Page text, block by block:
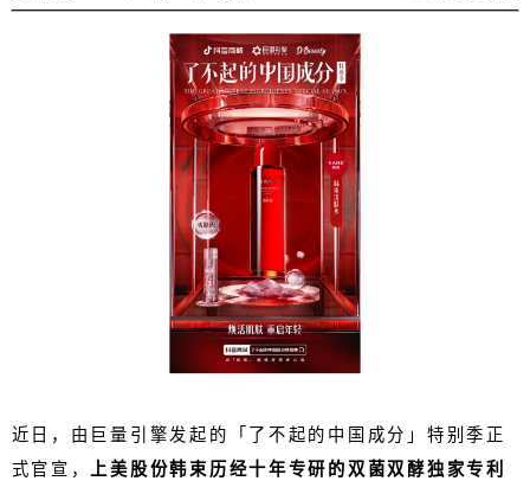
近日，由巨量引擎发起的「了不起的中国成分」特别季正
式官宣，上美股份韩束历经十年专研的双菌双酵独家专利